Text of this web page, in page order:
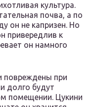
культура.
почва, а по
он не капризен. Но
привередлив к
он намного
повреждены при
долго будут
помещении. Цукини